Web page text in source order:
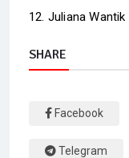
12. Juliana Wantik
SHARE
Facebook
Telegram